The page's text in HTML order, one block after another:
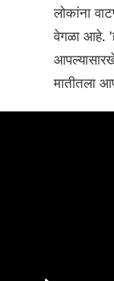
लोकांना
वेगळा आहे.
मातीतला